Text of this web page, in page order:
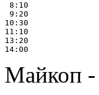
8:10
9:20
10:30
11:10
13:20
Майкоп -